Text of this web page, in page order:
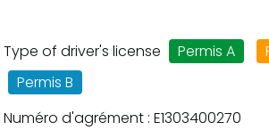
Type of driver's license Permis A
Permis B
Numéro d'agrément : E1303400270